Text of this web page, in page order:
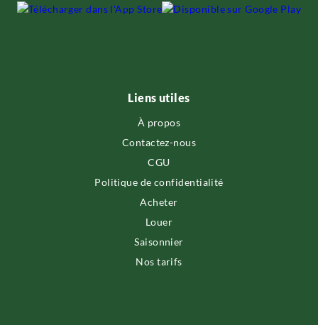
Liens utiles
À propos
Contactez-nous
CGU
Politique de confidentialité
Acheter
Louer
Saisonnier
Nos tarifs